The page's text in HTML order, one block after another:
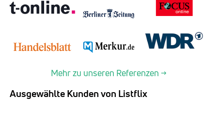
Mehr zu unseren Referenzen →
Ausgewählte Kunden von Listflix